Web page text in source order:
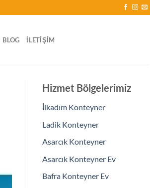
BLOG İLETIŞIM
Hizmet Bölgelerimiz
İlkadım Konteyner
Ladik Konteyner
Asarcık Konteyner
Asarcık Konteyner Ev
Bafra Konteyner Ev